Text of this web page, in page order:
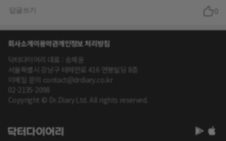
회사소개이용약관개인정보 처리방침
닥터다이어리 대표 : 송제윤
서울특별시 강남구 테헤란로 416 연봉빌딩 8층
이메일 문의 contact@drdiary.co.kr
02-2135-2098
Copyright © Dr.Diary Ltd. All rights reserved.